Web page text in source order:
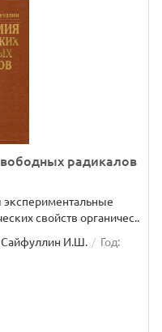
радикалов
свойств органичес..
И.Ш.
Год: